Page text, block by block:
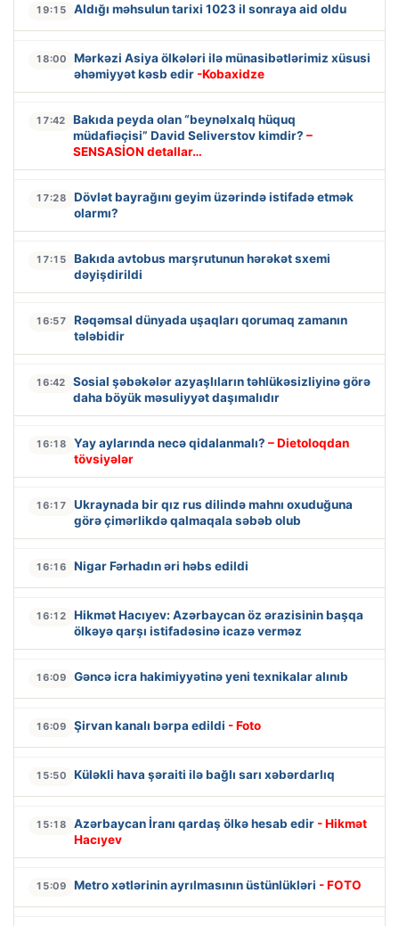
19:15 Aldığı məhsulun tarixi 1023 il sonraya aid oldu
18:00
Mərkəzi Asiya ölkələri ilə münasibətlərimiz xüsusi
əhəmiyyət kəsb edir -Kobaxidze
17:42
Bakıda peyda olan “beynəlxalq hüquq
müdafiəçisi” David Seliverstov kimdir? –
SENSASİON detallar…
17:28
Dövlət bayrağını geyim üzərində istifadə etmək
olarmı?
17:15
Bakıda avtobus marşrutunun hərəkət sxemi
dəyişdirildi
16:57
Rəqəmsal dünyada uşaqları qorumaq zamanın
tələbidir
16:42
Sosial şəbəkələr azyaşlıların təhlükəsizliyinə görə
daha böyük məsuliyyət daşımalıdır
16:18 Yay aylarında necə qidalanmalı? – Dietoloqdan
tövsiyələr
16:17
Ukraynada bir qız rus dilində mahnı oxuduğuna
görə çimərlikdə qalmaqala səbəb olub
16:16 Nigar Fərhadın əri həbs edildi
16:12
Hikmət Hacıyev: Azərbaycan öz ərazisinin başqa
ölkəyə qarşı istifadəsinə icazə verməz
16:09 Gəncə icra hakimiyyətinə yeni texnikalar alınıb
16:09 Şirvan kanalı bərpa edildi - Foto
15:50 Küləkli hava şəraiti ilə bağlı sarı xəbərdarlıq
15:18 Azərbaycan İranı qardaş ölkə hesab edir - Hikmət
Hacıyev
15:09 Metro xətlərinin ayrılmasının üstünlükləri - FOTO